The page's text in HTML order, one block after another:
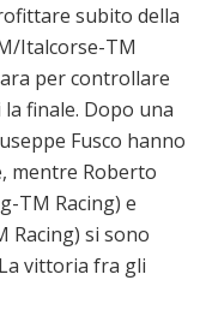
subito della
Italcorse-TM
per controllare
finale. Dopo una
Fusco hanno
mentre Roberto
TM Racing) e
Racing) si sono
vittoria fra gli